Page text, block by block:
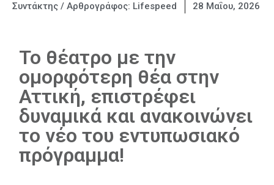
Συντάκτης / Αρθρογράφος: Lifespeed 28 Μαΐου, 2026
Το θέατρο με την
ομορφότερη θέα στην
Αττική, επιστρέφει
δυναμικά και ανακοινώνει
το νέο του εντυπωσιακό
πρόγραμμα!